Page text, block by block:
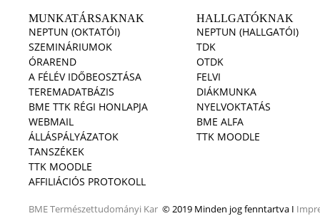
MUNKATÁRSAKNAK
NEPTUN (OKTATÓI)
SZEMINÁRIUMOK
ÓRAREND
A FÉLÉV IDŐBEOSZTÁSA
TEREMADATBÁZIS
BME TTK RÉGI HONLAPJA
WEBMAIL
ÁLLÁSPÁLYÁZATOK
TANSZÉKEK
TTK MOODLE
AFFILIÁCIÓS PROTOKOLL
BMETermészettudományi Kar © 2019 Minden jog fenntartva I
HALLGATÓKNAK
NEPTUN (HALLGATÓI)
TDK
OTDK
FELVI
DIÁKMUNKA
NYELVOKTATÁS
BME ALFA
TTK MOODLE